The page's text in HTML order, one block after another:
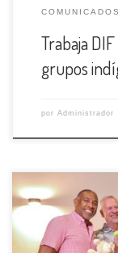
COMUNICADOS
Trabaja
grupos
por Administrador
La campaña de